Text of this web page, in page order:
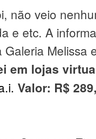
não veio
e etc. A
Melissa
em lojas
. Valor: R$